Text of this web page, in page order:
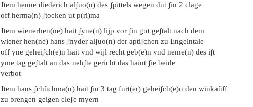
Jtem henne diederich alʃuo(n) des ʃpittels wegen dut ʃin 2 clage
off herma(n) ʃtocken ut p(ri)ma
Jtem wienerhen(ne) hait ʃyne(n) lijp vor ʃin gut geʃtalt nach dem
wiener hen(ne) hans ʃnyder alʃuo(n) der aptiʃchen zu Engelntale
off yne geheiʃch(e)n hait vnd wijl recht geb(e)n vnd neme(n) des iʃt
yme tag geʃtalt an das nehʃte gericht das haint ʃie beide
verbot
Jtem hans ʃchűchma(n) hait ʃin 3 tag furt(er) geheiʃch(e)n den winkaűff
zu brengen geigen cleʃe myern